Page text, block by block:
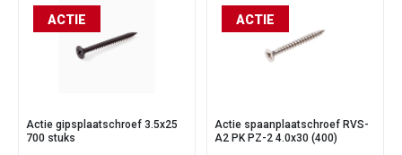
ACTIE
Actie gipsplaatschroef 3.5x25
700 stuks
ACTIE
Actie spaanplaatschroef RVS-
A2 PK PZ-2 4.0x30 (400)